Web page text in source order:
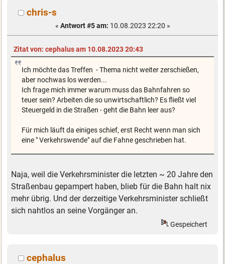
chris-s
« Antwort #5 am: 10.08.2023 22:20 »
Zitat von: cephalus am 10.08.2023 20:43
Ich möchte das Treffen - Thema nicht weiter zerschießen,
aber nochwas los werden...
Ich frage mich immer warum muss das Bahnfahren so
teuer sein? Arbeiten die so unwirtschaftlich? Es fließt viel
Steuergeld in die Straßen - geht die Bahn leer aus?
Für mich läuft da einiges schief, erst Recht wenn man sich
eine " Verkehrswende" auf die Fahne geschrieben hat.
Naja, weil die Verkehrsminister die letzten ~ 20 Jahre den
Straßenbau gepampert haben, blieb für die Bahn halt nix
mehr übrig. Und der derzeitige Verkehrsminister schließt
sich nahtlos an seine Vorgänger an.
Gespeichert
cephalus